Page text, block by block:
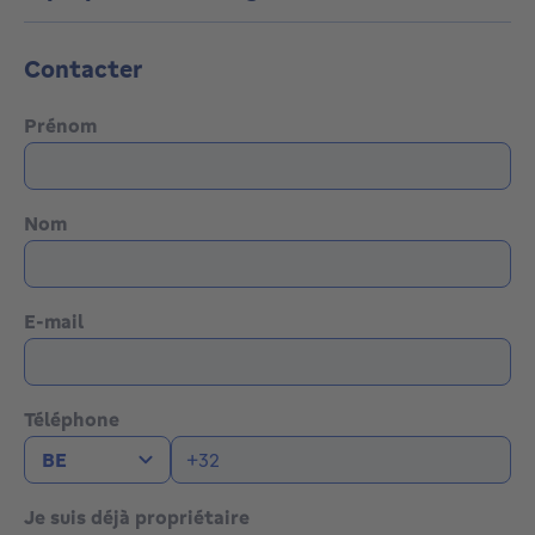
Contacter
Prénom
Nom
E-mail
Téléphone
Je suis déjà propriétaire